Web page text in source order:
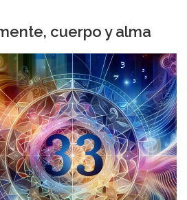
cuerpo y alma